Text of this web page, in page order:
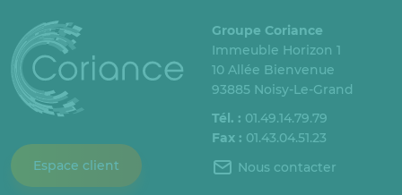
Espace client
Groupe Coriance
Immeuble Horizon 1
10 Allée Bienvenue
93885 Noisy-Le-Grand
Tél. : 01.49.14.79.79
Fax : 01.43.04.51.23
Nous contacter